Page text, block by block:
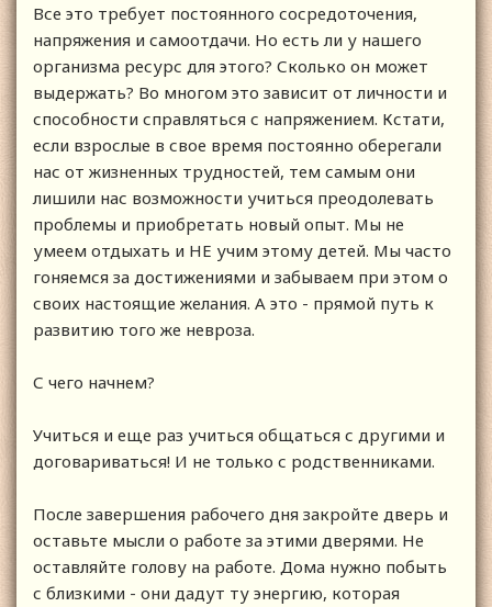
Все это требует постоянного сосредоточения,
напряжения и самоотдачи. Но есть ли у нашего
организма ресурс для этого? Сколько он может
выдержать? Во многом это зависит от личности и
способности справляться с напряжением. Кстати,
если взрослые в свое время постоянно оберегали
нас от жизненных трудностей, тем самым они
лишили нас возможности учиться преодолевать
проблемы и приобретать новый опыт. Мы не
умеем отдыхать и НЕ учим этому детей. Мы часто
гоняемся за достижениями и забываем при этом о
своих настоящие желания. А это - прямой путь к
развитию того же невроза.
С чего начнем?
Учиться и еще раз учиться общаться с другими и
договариваться! И не только с родственниками.
После завершения рабочего дня закройте дверь и
оставьте мысли о работе за этими дверями. Не
оставляйте голову на работе. Дома нужно побыть
с близкими - они дадут ту энергию, которая